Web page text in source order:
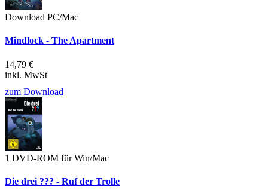
Download PC/Mac
Mindlock - The Apartment
14,79 €
inkl. MwSt
zum Download
1 DVD-ROM für Win/Mac
Die drei ??? - Ruf der Trolle